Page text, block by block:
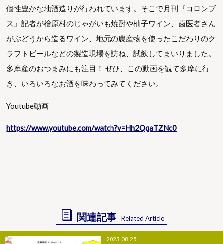
個性豊かな地酒造りが行われています。そこで月刊『コロンブ
ス』記者が檜原村のじゃがいも焼酎や柚子ワイン、歯医者さん
がぶどうから造るワイン、地元の農産物を使ったこだわりのク
ラフトビールなどの製造現場を訪ね、試飲してまいりました。
多摩産のおつまみにも注目！ ぜひ、この動画を観て多摩に行
き、いろいろなお酒を味わってみてください。
Youtube動画
https://www.youtube.com/watch?v=Hh2QqaTZNc0
関連記事 Related Article
2023.08.25